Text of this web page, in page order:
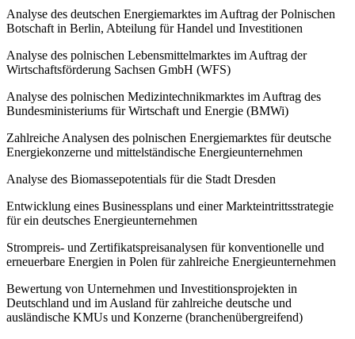
Analyse des deutschen Energiemarktes im Auftrag der Polnischen
Botschaft in Berlin, Abteilung für Handel und Investitionen
Analyse des polnischen Lebensmittelmarktes im Auftrag der
Wirtschaftsförderung Sachsen GmbH (WFS)
Analyse des polnischen Medizintechnikmarktes im Auftrag des
Bundesministeriums für Wirtschaft und Energie (BMWi)
Zahlreiche Analysen des polnischen Energiemarktes für deutsche
Energiekonzerne und mittelständische Energieunternehmen
Analyse des Biomassepotentials für die Stadt Dresden
Entwicklung eines Businessplans und einer Markteintrittsstrategie
für ein deutsches Energieunternehmen
Strompreis- und Zertifikatspreisanalysen für konventionelle und
erneuerbare Energien in Polen für zahlreiche Energieunternehmen
Bewertung von Unternehmen und Investitionsprojekten in
Deutschland und im Ausland für zahlreiche deutsche und
ausländische KMUs und Konzerne (branchenübergreifend)